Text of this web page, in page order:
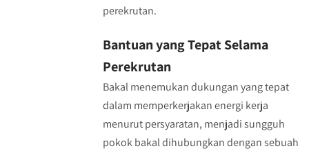
perekrutan.
Bantuan yang Tepat Selama
Perekrutan
Bakal menemukan dukungan yang tepat
dalam memperkerjakan energi kerja
menurut persyaratan, menjadi sungguh
pokok bakal dihubungkan dengan sebuah